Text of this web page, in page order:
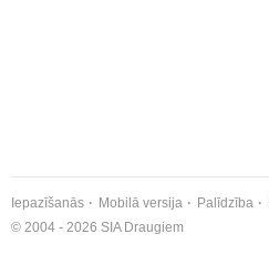
Iepazīšanās Mobilā versija Palīdzība
© 2004 - 2026 SIA Draugiem